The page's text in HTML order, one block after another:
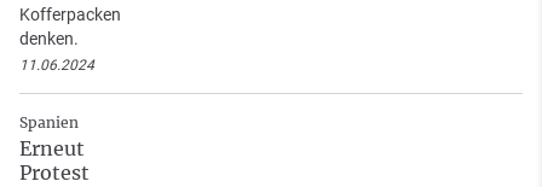
Kofferpacken
denken.
11.06.2024
Spanien
Erneut
Protest